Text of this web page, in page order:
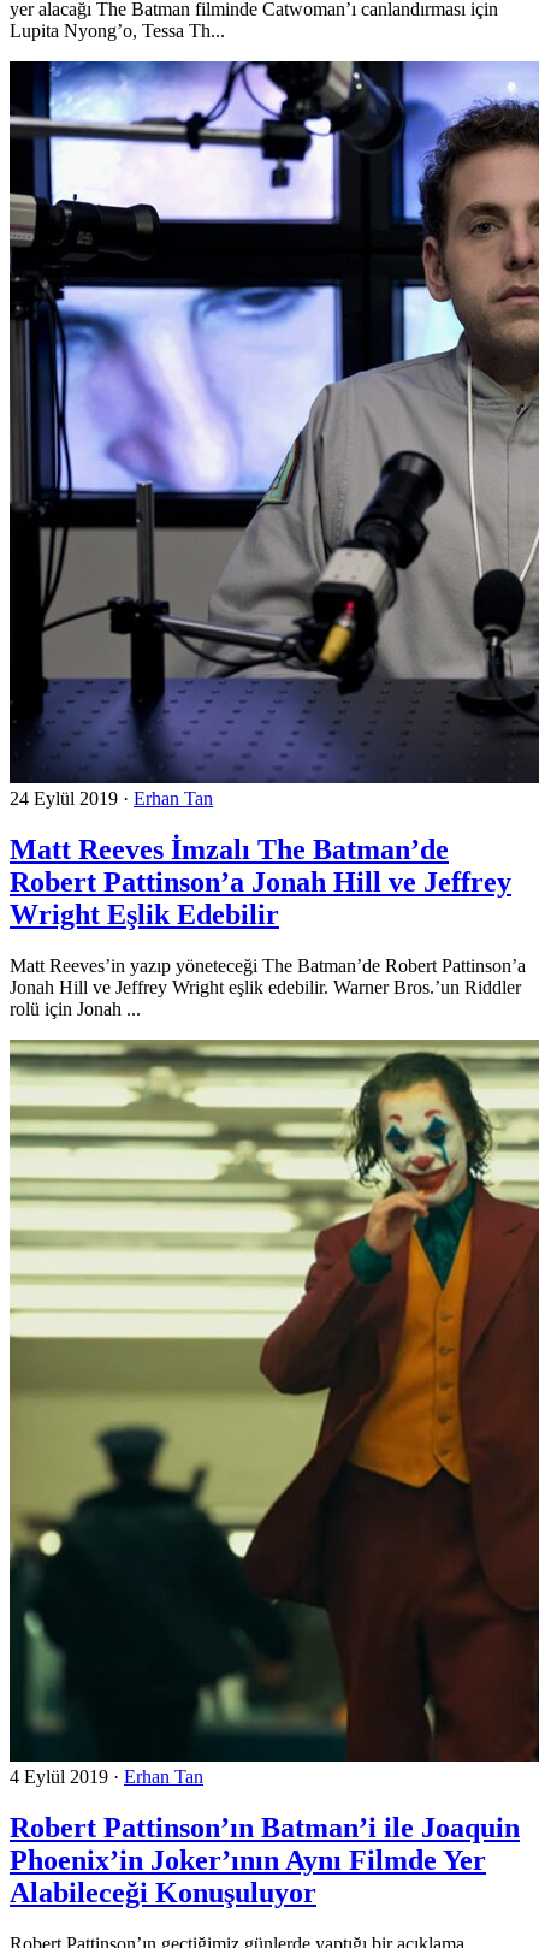
yer alacağı The Batman filminde Catwoman’ı canlandırması için
Lupita Nyong’o, Tessa Th...
24 Eylül 2019 · Erhan Tan
Matt Reeves İmzalı The Batman’de
Robert Pattinson’a Jonah Hill ve Jeffrey
Wright Eşlik Edebilir
Matt Reeves’in yazıp yöneteceği The Batman’de Robert Pattinson’a
Jonah Hill ve Jeffrey Wright eşlik edebilir. Warner Bros.’un Riddler
rolü için Jonah ...
4 Eylül 2019 · Erhan Tan
Robert Pattinson’ın Batman’i ile Joaquin
Phoenix’in Joker’ının Aynı Filmde Yer
Alabileceği Konuşuluyor
Robert Pattinson’ın geçtiğimiz günlerde yaptığı bir açıklama,